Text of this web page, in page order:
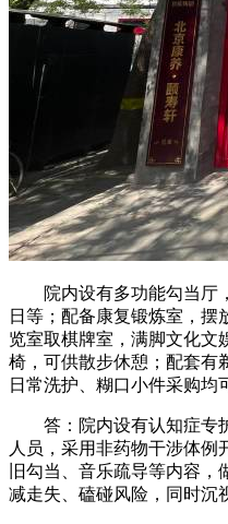
院内设有多功能勾当厅
日等；配备康复锻炼室，摆
览室取棋牌室，满脚文化文
椅，可供散步休憩；配套有
日常洗护、糊口小件采购均
答：院内设有认知症专
人员，采用非药物干涉体例
旧勾当、音乐疏导等内容
减走失、磕碰风险，同时沉